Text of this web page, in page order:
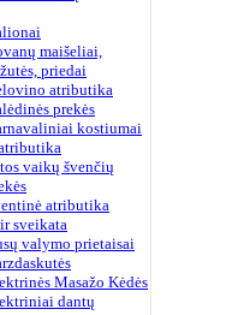
maišeliai,
priedai
atributika
prekės
kostiumai
vaikų švenčių
atributika
sveikata
valymo prietaisai
Masažo Kėdės
dantų